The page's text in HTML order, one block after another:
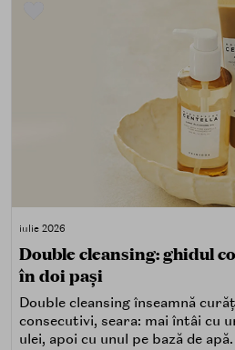
iulie 2026
Double cleansing: ghidul
în doi pași
Double cleansing înseamnă
consecutivi, seara: mai întâi cu
ulei, apoi cu unul pe bază de